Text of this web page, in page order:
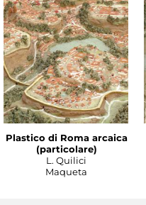
Plastico di Roma arcaica
(particolare)
L. Quilici
Maqueta